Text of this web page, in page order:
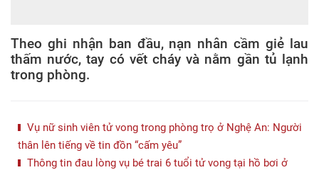
Theo ghi nhận ban đầu, nạn nhân cầm giẻ lau
thấm nước, tay có vết cháy và nằm gần tủ lạnh
trong phòng.
Vụ nữ sinh viên tử vong trong phòng trọ ở Nghệ An: Người
thân lên tiếng về tin đồn “cấm yêu”
Thông tin đau lòng vụ bé trai 6 tuổi tử vong tại hồ bơi ở